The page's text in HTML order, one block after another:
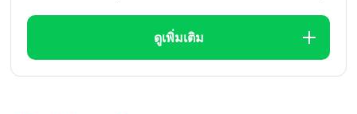
ดูเพิ่มเติม